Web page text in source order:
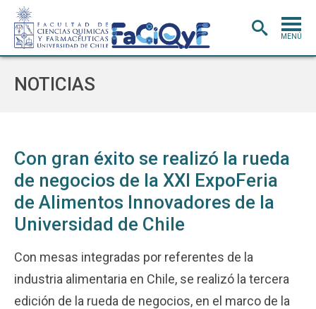
MENÚ
INVESTIGACIÓN E INNOVACIÓN
EXTENSIÓNY VINCULACIÓN
BIBLIOTECA
DEPARTAMENTOS
FACULTAD
NOTICIAS
Con gran éxito se realizó la rueda
de negocios de la XXI ExpoFeria
de Alimentos Innovadores de la
Universidad de Chile
Con mesas integradas por referentes de la
industria alimentaria en Chile, se realizó la tercera
edición de la rueda de negocios, en el marco de la